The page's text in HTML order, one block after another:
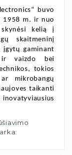
buvo
1958 m. ir nuo
kelią į
skaitmeninį
įgytų gaminant
vaizdo bei
, tokios
mikrobangų
taikanti